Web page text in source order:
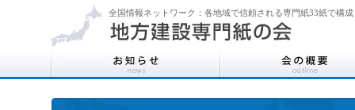
全国情報ネットワーク：各地域で信頼される専門紙33紙で構成